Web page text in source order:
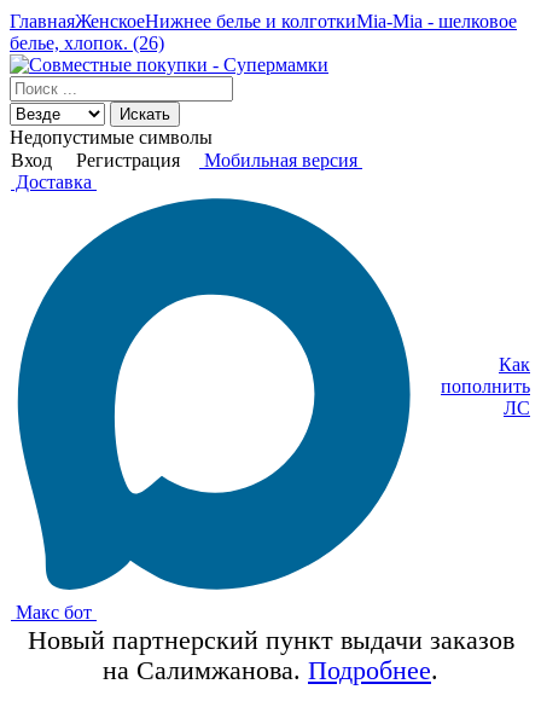
ГлавнаяЖенскоеНижнее белье и колготкиMia-Mia - шелковое
белье, хлопок. (26)
Искать
Недопустимые символы
Вход
Регистрация
Мобильная версия
Доставка
Макс бот
Как
пополнить
ЛС
Новый партнерский пункт выдачи заказов
на Салимжанова. Подробнее.